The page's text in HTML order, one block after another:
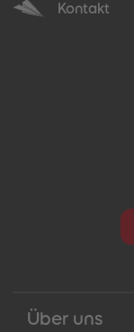
Kontakt
Über uns